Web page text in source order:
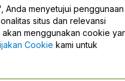
Kami
Anda menyetujui penggunaan
situs dan relevansi
menggunakan cookie
Cookie kami untuk